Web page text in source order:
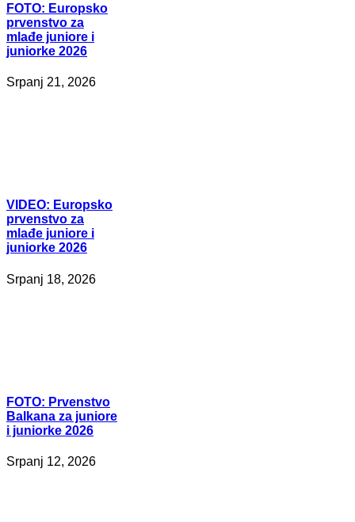
FOTO: Europsko
prvenstvo za
mlađe juniore i
juniorke 2026
Srpanj 21, 2026
VIDEO: Europsko
prvenstvo za
mlađe juniore i
juniorke 2026
Srpanj 18, 2026
FOTO: Prvenstvo
Balkana za juniore
i juniorke 2026
Srpanj 12, 2026